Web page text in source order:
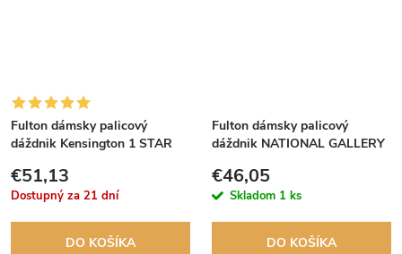
Fulton dámsky palicový
dáždnik Kensington 1 STAR
€51,13
za 21 dní
DO KOŠÍKA
Fulton dámsky palicový
dáždnik NATIONAL GALLERY
SUPRISED L847
€46,05
Skladom 1 ks
DO KOŠÍKA